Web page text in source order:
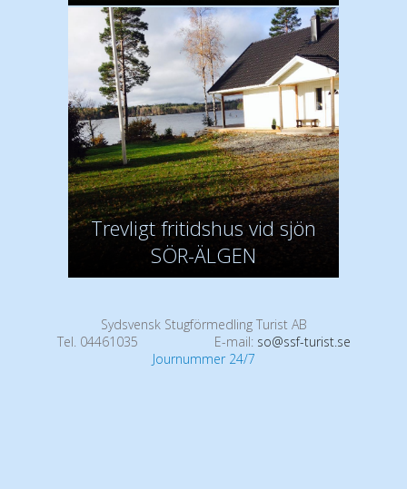
Trevligt fritidshus vid sjön
SÖR-ÄLGEN
Sydsvensk Stugförmedling Turist AB
Tel. 04461035
E-mail: so@ssf-turist.se
Journummer 24/7